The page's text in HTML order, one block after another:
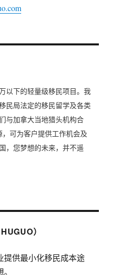
以下的轻量级移民项目。我
民局法定的移民留学及各类
与加拿大当地猎头机构合
可为客户提供工作机会及
，您梦想的未来，并不遥
）
提供最小化移民成本途